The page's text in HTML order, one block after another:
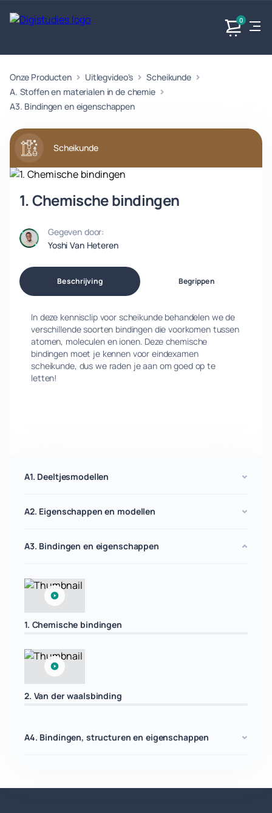
0
Exacte
vakken
Geen
vakken.
Taalvakken
Geen
vakken.
Maatschappijvakken
Geen vakken.
Onze Producten Uitlegvideo's
Scheikunde
A. Stoffen en materialen in de chemie
A3. Bindingen en eigenschappen
Scheikunde
1. Chemische bindingen
Gegeven door:
Yoshi Van Heteren
Beschrijving Begrippen
In deze kennisclip voor scheikunde behandelen we de
verschillende soorten bindingen die voorkomen tussen
atomen, moleculen en ionen. Deze chemische
bindingen moet je kennen voor eindexamen
scheikunde, dus we raden je aan om goed op te
letten!
A1. Deeltjesmodellen
A2. Eigenschappen en modellen
A3. Bindingen en eigenschappen
1. Chemische bindingen
2. Van der waalsbinding
A4. Bindingen, structuren en eigenschappen